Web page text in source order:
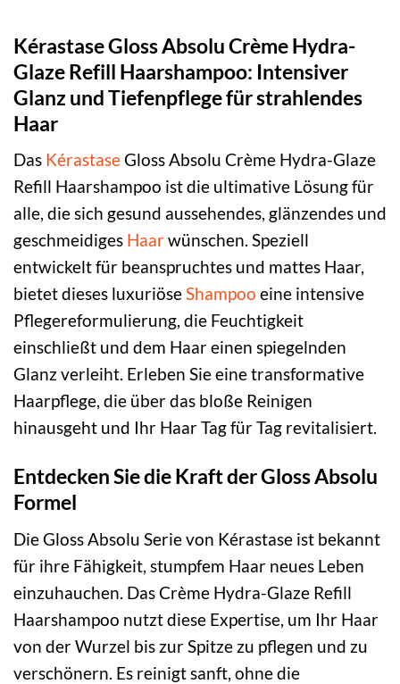
Kérastase Gloss Absolu Crème Hydra-
Glaze Refill Haarshampoo: Intensiver
Glanz und Tiefenpflege für strahlendes
Haar
Das KérastaseGloss Absolu Crème Hydra-Glaze
Refill Haarshampoo ist die ultimative Lösung für
alle, die sich gesund aussehendes, glänzendes und
geschmeidiges Haarwünschen. Speziell
entwickelt für beanspruchtes und mattes Haar,
bietet dieses luxuriöseShampoo eine intensive
Pflegereformulierung, die Feuchtigkeit
einschließt und dem Haar einen spiegelnden
Glanz verleiht. Erleben Sie eine transformative
Haarpflege, die über das bloße Reinigen
hinausgeht und Ihr Haar Tag für Tag revitalisiert.
Entdecken Sie die Kraft der Gloss Absolu
Formel
Die Gloss Absolu Serie von Kérastase ist bekannt
für ihre Fähigkeit, stumpfem Haar neues Leben
einzuhauchen. Das Crème Hydra-Glaze Refill
Haarshampoo nutzt diese Expertise, um Ihr Haar
von der Wurzel bis zur Spitze zu pflegen und zu
verschönern. Es reinigt sanft, ohne die